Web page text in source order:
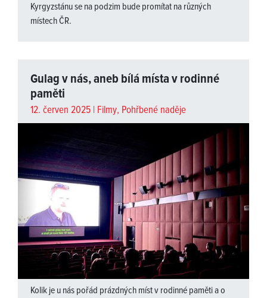
Kyrgyzstánu se na podzim bude promítat na různých
místech ČR.
Gulag v nás, aneb bílá místa v rodinné
paměti
12. červen 2025 | Filmy, Pohřbené naděje
Kolik je u nás pořád prázdných míst v rodinné paměti a o